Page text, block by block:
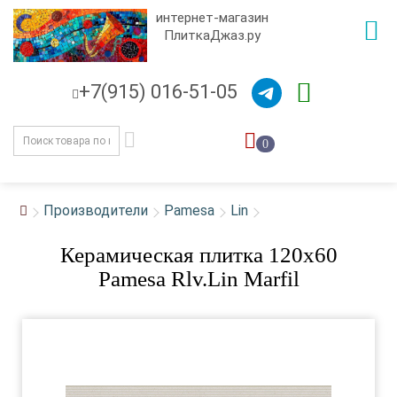
интернет-магазин
ПлиткаДжаз.ру
+7(915) 016-51-05
0
Производители Pamesa Lin
Керамическая плитка 120x60
Pamesa Rlv.Lin Marfil